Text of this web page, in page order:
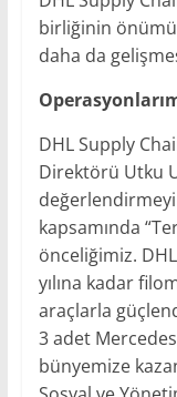
birliğinin
daha da
DHL Supply
Direktörü Utku
değerlendirmeyi
kapsamında
önceliğimiz.
yılına kadar
araçlarla
3 adet
bünyemize